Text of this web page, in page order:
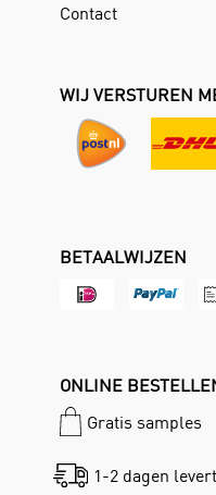
Contact
WIJ VERSTUREN
BETAALWIJZEN
ONLINE
Gratis samples
1-2 dagen